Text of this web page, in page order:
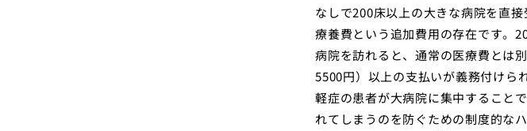
なしで200床以上の大きな病院を直
療養費という追加費用の存在です。
病院を訪れると、通常の医療費とは
5500円）以上の支払いが義務付けら
軽症の患者が大病院に集中すること
れてしまうのを防ぐための制度的な